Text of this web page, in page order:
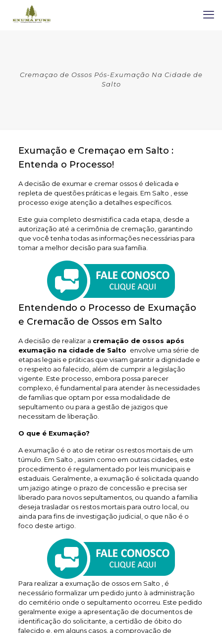
Cremaçao de Ossos Pós-Exumação Na Cidade de
Salto
Exumação e Cremaçao em Salto :
Entenda o Processo!
A decisão de exumar e cremar ossos é delicada e
repleta de questões práticas e legais. Em Salto , esse
processo exige atenção a detalhes específicos.
Este guia completo desmistifica cada etapa, desde a
autorização até a cerimônia de cremação, garantindo
que você tenha todas as informações necessárias para
tomar a melhor decisão para sua família.
Entendendo o Processo de Exumação
e Cremacão de Ossos em Salto
A decisão de realizar a cremação de ossos após
exumação na cidade de Salto envolve uma série de
etapas legais e práticas que visam garantir a dignidade e
o respeito ao falecido, além de cumprir a legislação
vigente. Este processo, embora possa parecer
complexo, é fundamental para atender às necessidades
de famílias que optam por essa modalidade de
sepultamento ou para a gestão de jazigos que
necessitam de liberação.
O que é Exumação?
A exumação é o ato de retirar os restos mortais de um
túmulo. Em Salto , assim como em outras cidades, este
procedimento é regulamentado por leis municipais e
estaduais. Geralmente, a exumação é solicitada quando
um jazigo atinge o prazo de concessão e precisa ser
liberado para novos sepultamentos, ou quando a família
deseja trasladar os restos mortais para outro local, ou
ainda para fins de investigação judicial, o que não é o
foco deste artigo.
Para realizar a exumação de ossos em Salto , é
necessário formalizar um pedido junto à administração
do cemitério onde o sepultamento ocorreu. Este pedido
geralmente exige a apresentação de documentos de
identificação do solicitante, a certidão de óbito do
falecido e, em alguns casos, a comprovação de